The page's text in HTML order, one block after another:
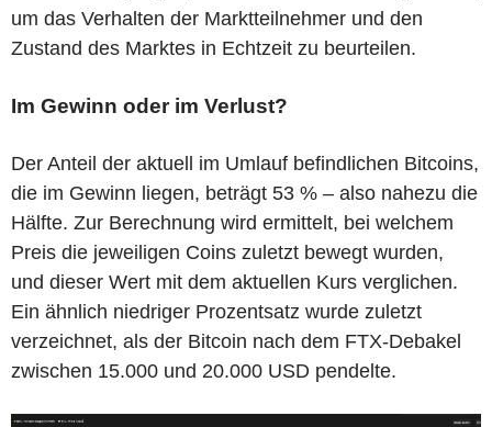
um das Verhalten der Marktteilnehmer und den
Zustand des Marktes in Echtzeit zu beurteilen.
Im Gewinn oder im Verlust?
Der Anteil der aktuell im Umlauf befindlichen Bitcoins,
die im Gewinn liegen, beträgt 53 % – also nahezu die
Hälfte. Zur Berechnung wird ermittelt, bei welchem
Preis die jeweiligen Coins zuletzt bewegt wurden,
und dieser Wert mit dem aktuellen Kurs verglichen.
Ein ähnlich niedriger Prozentsatz wurde zuletzt
verzeichnet, als der Bitcoin nach dem FTX-Debakel
zwischen 15.000 und 20.000 USD pendelte.